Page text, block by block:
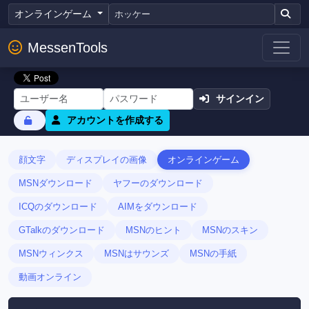
オンラインゲーム
MessenTools
サインイン
アカウントを作成する
顔文字 ディスプレイの画像 オンラインゲーム
MSNダウンロード ヤフーのダウンロード
ICQのダウンロード AIMをダウンロード
GTalkのダウンロード MSNのヒント MSNのスキン
MSNウィンクス MSNはサウンズ MSNの手紙
動画オンライン